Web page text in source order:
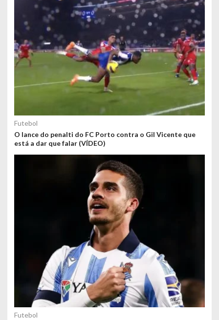
Futebol
O lance do penalti do FC Porto contra o Gil Vicente que
está a dar que falar (VÍDEO)
Futebol